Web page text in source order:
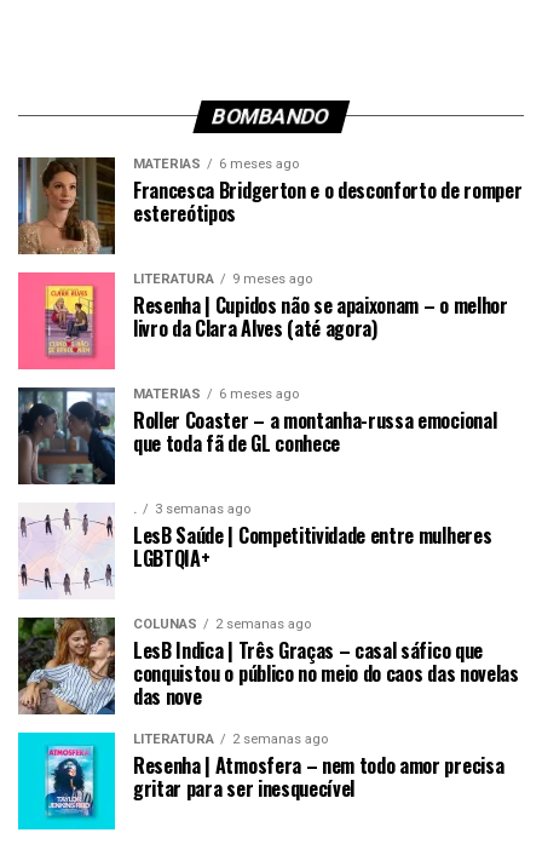
BOMBANDO
MATÉRIAS 6 meses ago
Francesca Bridgerton e o desconforto de romper
estereótipos
LITERATURA 9 meses ago
Resenha | Cupidos não se apaixonam – o melhor
livro da Clara Alves (até agora)
MATÉRIAS 6 meses ago
Roller Coaster – a montanha-russa emocional
que toda fã de GL conhece
. 3 semanas ago
LesB Saúde | Competitividade entre mulheres
LGBTQIA+
COLUNAS 2 semanas ago
LesB Indica | Três Graças – casal sáfico que
conquistou o público no meio do caos das novelas
das nove
LITERATURA 2 semanas ago
Resenha | Atmosfera – nem todo amor precisa
gritar para ser inesquecível